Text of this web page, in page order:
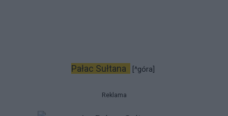
Pałac Sułtana [^góra]
Reklama